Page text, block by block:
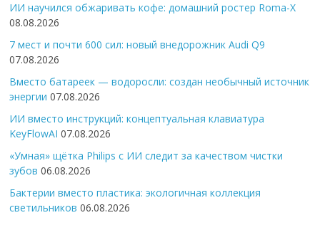
ИИ научился обжаривать кофе: домашний ростер Roma-X
08.08.2026
7 мест и почти 600 сил: новый внедорожник Audi Q9
07.08.2026
Вместо батареек — водоросли: создан необычный источник
энергии 07.08.2026
ИИ вместо инструкций: концептуальная клавиатура
KeyFlowAI 07.08.2026
«Умная» щётка Philips с ИИ следит за качеством чистки
зубов 06.08.2026
Бактерии вместо пластика: экологичная коллекция
светильников 06.08.2026